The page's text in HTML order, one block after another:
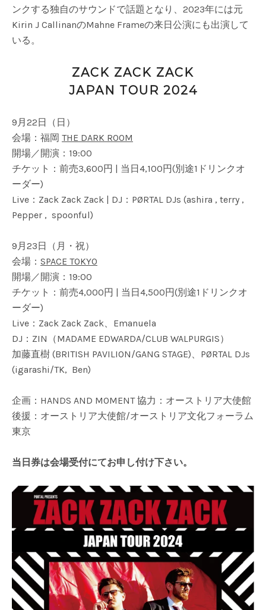
ンクする独自のサウンドで話題となり、2023年には元
Kirin J CallinanのMahne Frameの来日公演にも出演して
いる。
ZACK ZACK ZACK
JAPAN TOUR 2024
9月22日（日）
会場：福岡 THE DARK ROOM
開場／開演：19:00
チケット：前売3,600円 | 当日4,100円(別途1ドリンクオ
ーダー)
Live：Zack Zack Zack | DJ：PØRTAL DJs (ashira , terry ,
Pepper , spoonful)
9月23日（月・祝）
会場： SPACE TOKYO
開場／開演：19:00
チケット：前売4,000円 | 当日4,500円(別途1ドリンクオ
ーダー)
Live：Zack Zack Zack、Emanuela
DJ：ZIN（MADAME EDWARDA/CLUB WALPURGIS）
加藤直樹 (BRITISH PAVILION/GANG STAGE)、PØRTAL DJs
(igarashi/TK, Ben)
企画：HANDS AND MOMENT 協力：オーストリア大使館
後援：オーストリア大使館/オーストリア文化フォーラム
東京
当日券は会場受付にてお申し付け下さい。